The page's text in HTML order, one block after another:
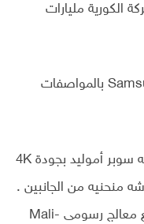
الكورية مليارات
ونتوقع ان يأتي هاتف Samsung Galaxy S8 بالمواصفات
– شاشه بقياس 6.2 بوصه أو 5.7 بوصه سوبر أموليد بجودة 4K
– معالج Exynos 8895 ثماني النواه مع معالج رسومى Mali-